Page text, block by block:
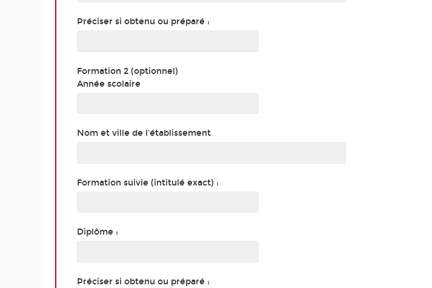
Préciser si obtenu ou préparé :
Formation 2 (optionnel)
Année scolaire
Nom et ville de l'établissement
Formation suivie (intitulé exact) :
Diplôme :
Préciser si obtenu ou préparé :